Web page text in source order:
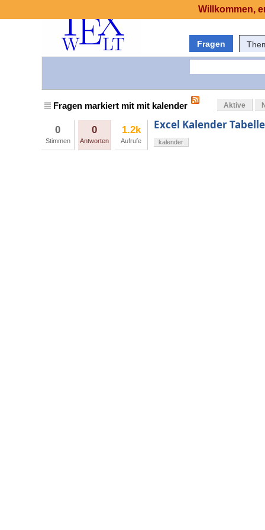
Fragen
Fragen markiert mit mit kalender Aktive
0
Stimmen
0
Antworten
1.2k
Aufrufe
Excel Kalender
kalender
Willkommen,